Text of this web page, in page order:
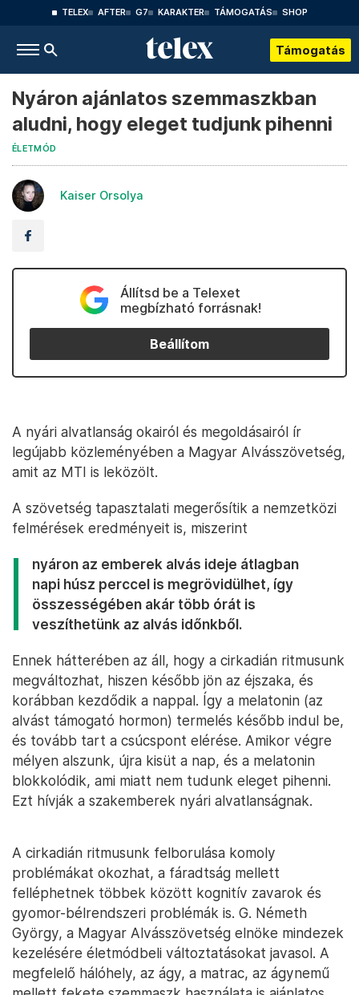
TELEX AFTER G7 KARAKTER TÁMOGATÁS SHOP
Támogatás
Nyáron ajánlatos szemmaszkban
aludni, hogy eleget tudjunk pihenni
ÉLETMÓD
Kaiser Orsolya
Állítsd be a Telexet
megbízható forrásnak!
Beállítom
A nyári alvatlanság okairól és megoldásairól ír
legújabb közleményében a Magyar Alvásszövetség,
amit az MTI is leközölt.
A szövetség tapasztalati megerősítik a nemzetközi
felmérések eredményeit is, miszerint
nyáron az emberek alvás ideje átlagban
napi húsz perccel is megrövidülhet, így
összességében akár több órát is
veszíthetünk az alvás időnkből.
Ennek hátterében az áll, hogy a cirkadián ritmusunk
megváltozhat, hiszen később jön az éjszaka, és
korábban kezdődik a nappal. Így a melatonin (az
alvást támogató hormon) termelés később indul be,
és tovább tart a csúcspont elérése. Amikor végre
mélyen alszunk, újra kisüt a nap, és a melatonin
blokkolódik, ami miatt nem tudunk eleget pihenni.
Ezt hívják a szakemberek nyári alvatlanságnak.
A cirkadián ritmusunk felborulása komoly
problémákat okozhat, a fáradtság mellett
felléphetnek többek között kognitív zavarok és
gyomor-bélrendszeri problémák is. G. Németh
György, a Magyar Alvásszövetség elnöke mindezek
kezelésére életmódbeli változtatásokat javasol. A
megfelelő hálóhely, az ágy, a matrac, az ágynemű